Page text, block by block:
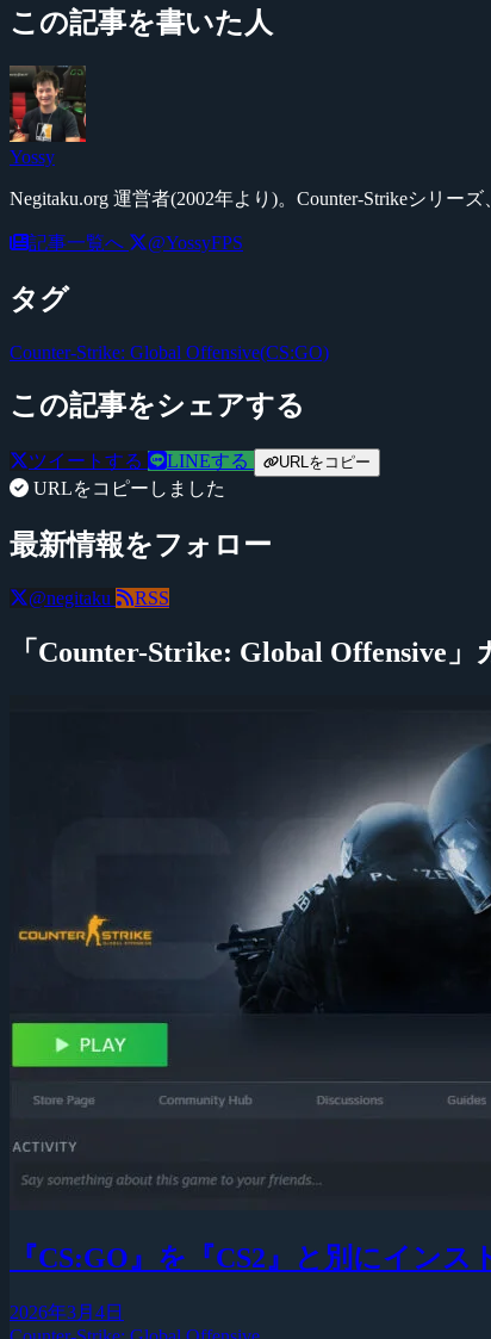
この記事を書いた人
Yossy
Negitaku.org 運営者(2002年より)。Counter-Strikeシリ
記事一覧へ @YossyFPS
タグ
Counter-Strike: Global Offensive(CS:GO)
この記事をシェアする
ツイートする LINEする URLをコピー
URLをコピーしました
最新情報をフォロー
@negitaku RSS
「Counter-Strike: Global Offensive
『CS:GO』を『CS2』と別にイン
2026年3月4日